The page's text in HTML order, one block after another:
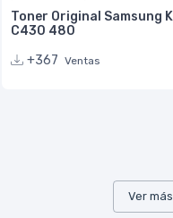
Toner Original Samsung
C430 480
+367 Ventas
Ver